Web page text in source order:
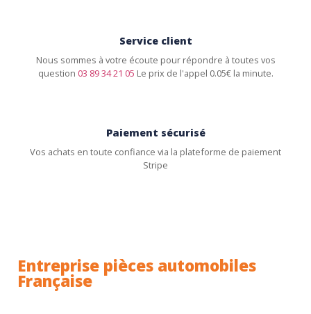
Service client
Nous sommes à votre écoute pour répondre à toutes vos
question 03 89 34 21 05 Le prix de l'appel 0.05€ la minute.
Paiement sécurisé
Vos achats en toute confiance via la plateforme de paiement
Stripe
Entreprise pièces automobiles
Française